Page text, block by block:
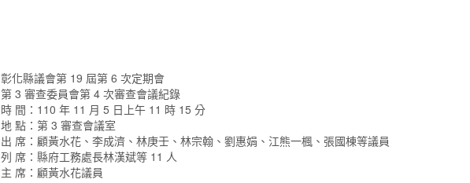
彰化縣議會第 19 屆第 6 次定期會
第 3 審查委員會第 4 次審查會議紀錄
時 間：110 年 11 月 5 日上午 11 時 15 分
地 點：第 3 審查會議室
出 席：顧黃水花、李成濟、林庚壬、林宗翰、劉惠娟、江熊一楓、張國棟等議員
列 席：縣府工務處長林漢斌等 11 人
主 席：顧黃水花議員